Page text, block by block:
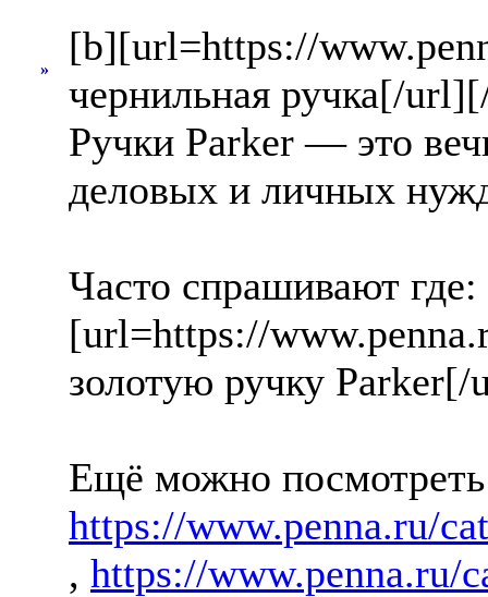
»
[b][url=https://
чернильная ручка[/
Ручки Parker — это
деловых и личных
Часто спрашивают где:
[url=https://
золотую ручку
Ещё можно
https://www.penna.ru/
, https://www.penna.ru/